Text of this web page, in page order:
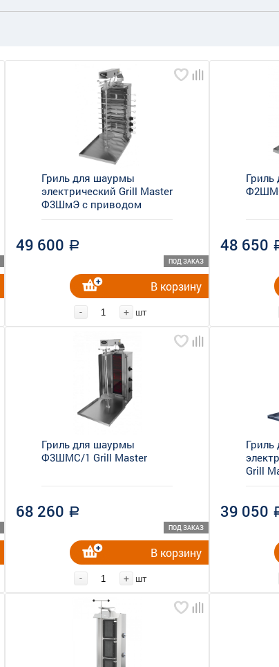
Гриль для шаурмы
электрический Grill Master
Ф3ШмЭ с приводом
49 600 a
ПОД ЗАКАЗ
В корзину
- + шт
48 650
Гриль для шаурмы
Ф3ШМС/1 Grill Master
68 260 a
ПОД ЗАКАЗ
В корзину
- + шт
Grill
39 050